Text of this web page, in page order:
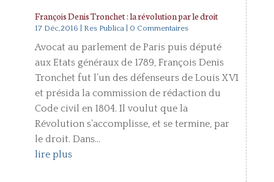
François Denis Tronchet : la révolution par le droit
17 Déc,2016 Res Publica| 0 Commentaires
Avocat au parlement de Paris puis député
aux Etats généraux de 1789, François Denis
Tronchet fut l’un des défenseurs de Louis XVI
et présida la commission de rédaction du
Code civil en 1804. Il voulut que la
Révolution s’accomplisse, et se termine, par
le droit. Dans...
lire plus